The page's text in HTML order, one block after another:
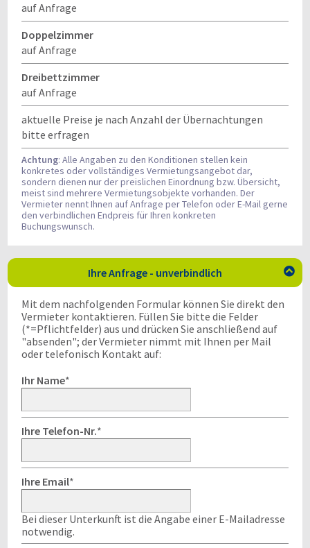
auf Anfrage
Doppelzimmer
auf Anfrage
Dreibettzimmer
auf Anfrage
aktuelle Preise je nach Anzahl der Übernachtungen
bitte erfragen
Achtung: Alle Angaben zu den Konditionen stellen kein
konkretes oder vollständiges Vermietungsangebot dar,
sondern dienen nur der preislichen Einordnung bzw. Übersicht,
meist sind mehrere Vermietungsobjekte vorhanden. Der
Vermieter nennt Ihnen auf Anfrage per Telefon oder E-Mail gerne
den verbindlichen Endpreis für Ihren konkreten
Buchungswunsch.
Ihre Anfrage - unverbindlich 
Mit dem nachfolgenden Formular können Sie direkt den
Vermieter kontaktieren. Füllen Sie bitte die Felder
(*=Pflichtfelder) aus und drücken Sie anschließend auf
"absenden"; der Vermieter nimmt mit Ihnen per Mail
oder telefonisch Kontakt auf:
Ihr Name*
Ihre Telefon-Nr.*
Ihre Email*
Bei dieser Unterkunft ist die Angabe einer E-Mailadresse
notwendig.